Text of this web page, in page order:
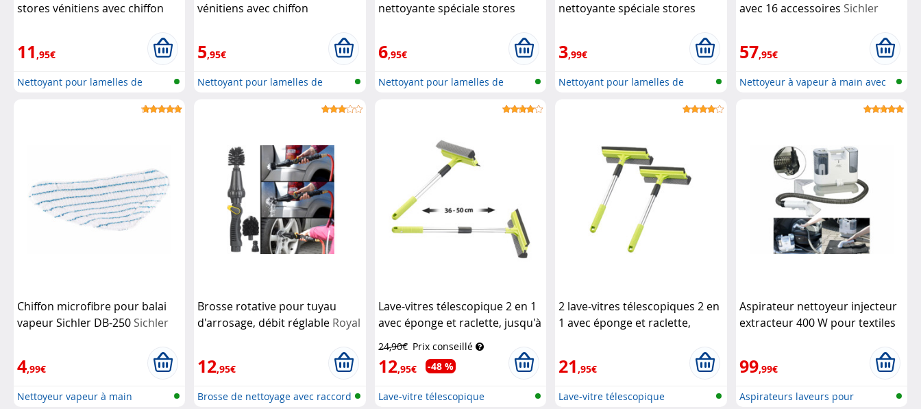
stores vénitiens avec chiffon
11,95€
Nettoyant pour lamelles de
vénitiens avec chiffon
5,95€
Nettoyant pour lamelles de
nettoyante spéciale stores
6,95€
Nettoyant pour lamelles de
nettoyante spéciale stores
3,99€
Nettoyant pour lamelles de
avec 16 accessoires Sichler
57,95€
Nettoyeur à vapeur à main avec
Chiffon microfibre pour balai
vapeur Sichler DB-250 Sichler
4,99€
Nettoyeur vapeur à main
Brosse rotative pour tuyau
d'arrosage, débit réglable Royal
12,95€
Brosse de nettoyage avec raccord
Lave-vitres télescopique 2 en 1
avec éponge et raclette, jusqu'à
24,90€ Prix conseillé
12,95€ -48 %
Lave-vitre télescopique
2 lave-vitres télescopiques 2 en
1 avec éponge et raclette,
21,95€
Lave-vitre télescopique
Aspirateur nettoyeur injecteur
extracteur 400 W pour textiles
99,99€
Aspirateurs laveurs pour